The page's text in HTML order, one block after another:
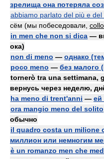
зрелища она потеряла
abbiamo parlato del più e del
сём (мы побеседовали,
in men che non si dica —
ока)
non di meno — однако
poco meno — без малого
tornerò tra una settimana,
вернусь через неделю,
ha meno di trent'anni — ей
ora mangio meno del solito
обычно
il quadro costa un milione
миллион или немногим
è un romanzo men che